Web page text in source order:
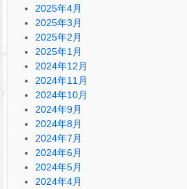
2025年4月
2025年3月
2025年2月
2025年1月
2024年12月
2024年11月
2024年10月
2024年9月
2024年8月
2024年7月
2024年6月
2024年5月
2024年4月